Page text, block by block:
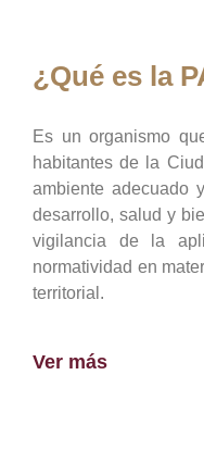
¿Qué es la
Es un organismo
habitantes de la
ambiente adecuado
desarrollo, salud y
vigilancia de la
normatividad en
territorial.
Ver más